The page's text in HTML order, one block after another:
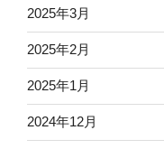
2025年3月
2025年2月
2025年1月
2024年12月